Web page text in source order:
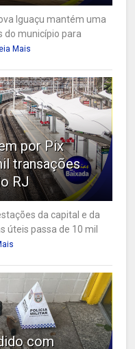
Iguaçu mantém uma
município para
Mais
por Pix
transações
RJ
da capital e da
úteis passa de 10 mil
com